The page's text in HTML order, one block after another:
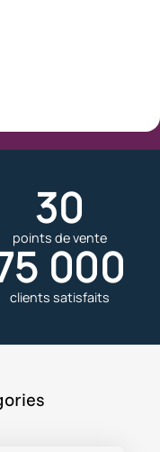
30
points de vente
000
clients satisfaits